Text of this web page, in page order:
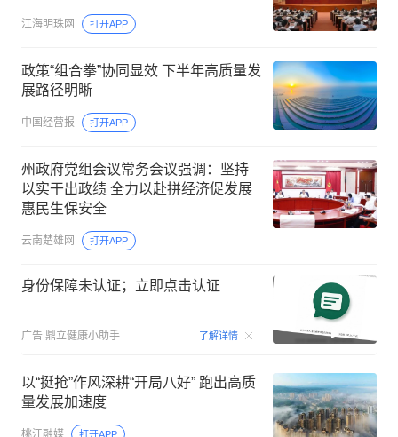
江海明珠网 打开APP
政策“组合拳”协同显效 下半年高质量发
展路径明晰
中国经营报 打开APP
州政府党组会议常务会议强调：坚持
以实干出政绩 全力以赴拼经济促发展
惠民生保安全
云南楚雄网 打开APP
身份保障未认证；立即点击认证
广告 鼎立健康小助手 了解详情 00:15
以“挺抢”作风深耕“开局八好” 跑出高质
量发展加速度
打开APP